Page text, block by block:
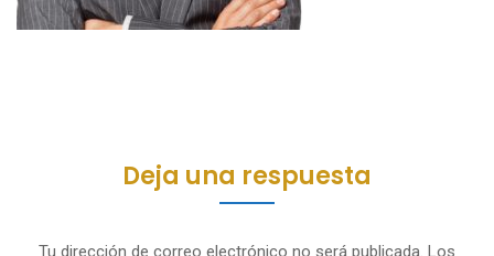
Deja una respuesta
Tu dirección de correo electrónico no será publicada. Los